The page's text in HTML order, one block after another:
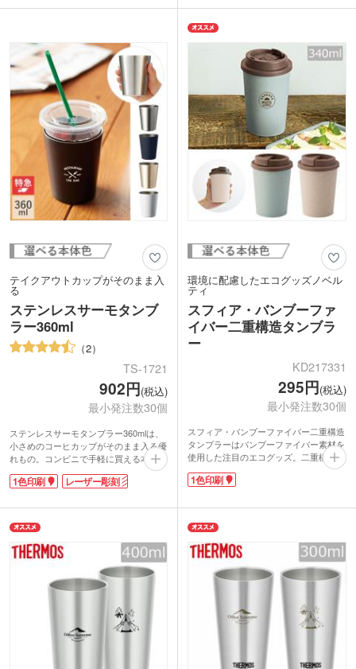
かい飲み物を入れても本体が熱くなりに
ップやプラカップを入れてドリンクホル
ダーとしても使えます。タンブラーの飲
み口部分の内側をへこませているので、
カップが入れやすくて便利!飲み頃温度
を長く楽しめます。
名入れはワンポイントのパッド印刷、広
範囲に印刷できる回転シルク印刷、高級
感が出るレーザー彫刻に対応していま
す。オリジナルのステンレスサーモタン
ブラーは周年記念や卒業記念に人気で
す。
ぼれてきません(横に倒さないでくださ
い)。
また、500mlというサイズのため氷を
入れたアイスコーヒーやアイスティーで
もたっぷり楽しめます。スポーツドリン
クを入れても十分な容量です。
幼稚園や小学校というよりは中学、高
校むけのちょっと大人な卒業記念品だっ
たり、会社やお店の周年記念として活用
されています。イラストや写真を入れた
オリジナルの台紙をセットすれば、実用
的かつスタイリッシュで思いがこもった
記念品が出来上がります。
テイクアウトカップがそのまま入
る
ステンレスサーモタンブ
ラー360ml
2
TS-1721
902円(税込)
最小発注数30個
ステンレスサーモタンブラー360mlは、
小さめのコーヒカップがそのまま入る優
れもの。コンビニで手軽に買える本格コ
ーヒーは、通勤・通学時に購入している
人をよく見かけますよね。そんな手軽で
ックや紙製なのですぐにぬるくなるのが
残念なところ。そんな時に、このタンブ
ラーにカップごとすっぽり入れてしまえ
ば、保温・保冷効果がぐっとUP!カップ
のまま入れることでタンブラーを洗う手
間も省けますね。素材はステンレス(18-
8)を使用しているので、さびにくく匂い
み物を直接入れて普通のタンブラーとし
てもご利用いただけます。
1色印刷 レーザー彫刻
環境に配慮したエコグッズノベル
ティ
スフィア・バンブーファ
イバー二重構造タンブラ
ー
KD217331
295円(税込)
最小発注数30個
スフィア・バンブーファイバー二重構造
タンブラーはバンブーファイバー素材を
使用した注目のエコグッズ。二重構造で
あたたかい飲み物は冷めにくく、冷たい
飲み物をいれても結露を抑えてくれま
て持てない!がありません。蓋付きだか
ら埃除け・飛沫対策にも役に立つマイタ
ンブラーとして使えます。
サスティナブルへの意識も高まる中で、
エコグッズのノベルティタンブラーは
SDGs目標に貢献できる商品です。1色
印刷で名入れができるので、企業名やシ
ョップ名を印刷してPRとしての配布に
おすすめです。
1色印刷